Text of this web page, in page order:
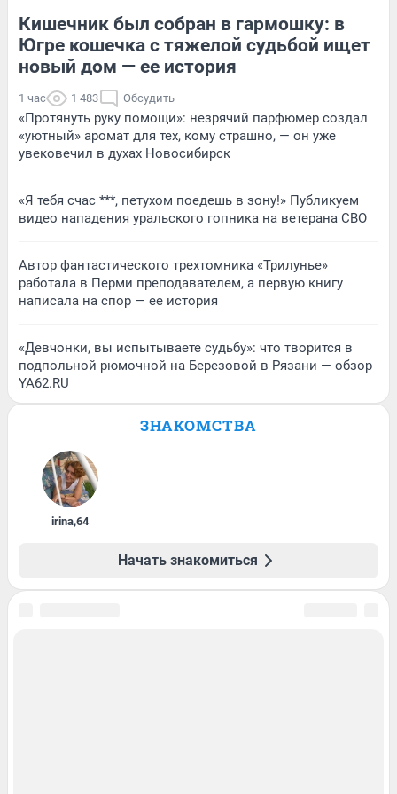
Кишечник был собран в гармошку: в
Югре кошечка с тяжелой судьбой ищет
новый дом — ее история
1 час 1 483 Обсудить
«Протянуть руку помощи»: незрячий парфюмер создал
«уютный» аромат для тех, кому страшно, — он уже
увековечил в духах Новосибирск
«Я тебя счас ***, петухом поедешь в зону!» Публикуем
видео нападения уральского гопника на ветерана СВО
Автор фантастического трехтомника «Трилунье»
работала в Перми преподавателем, а первую книгу
написала на спор — ее история
«Девчонки, вы испытываете судьбу»: что творится в
подпольной рюмочной на Березовой в Рязани — обзор
YA62.RU
ЗНАКОМСТВА
irina,64
Начать знакомиться